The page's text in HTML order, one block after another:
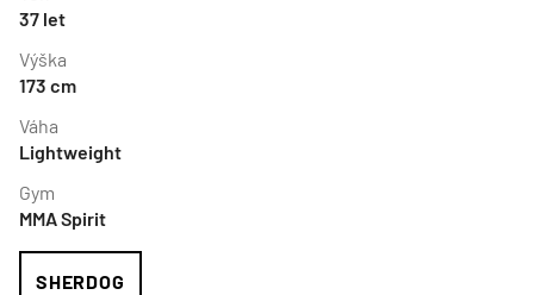
37 let
Výška
173 cm
Váha
Lightweight
Gym
MMA Spirit
SHERDOG